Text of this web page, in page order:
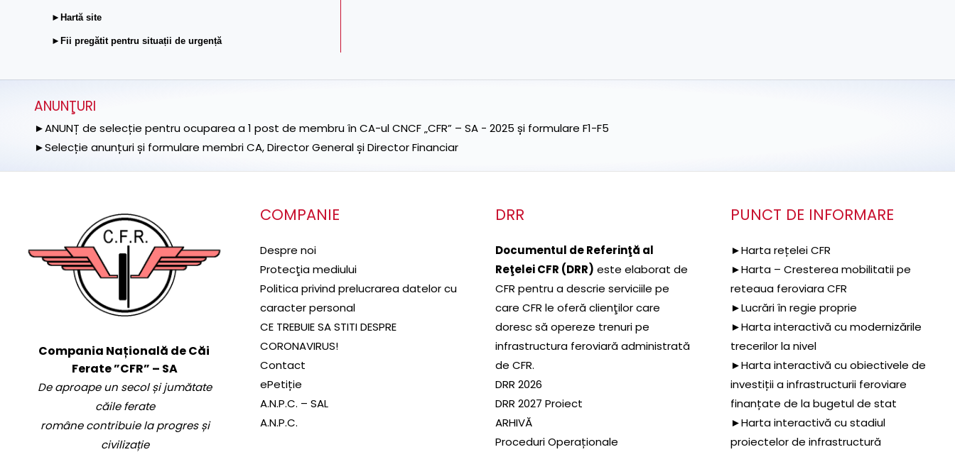
►Hartă site
►Fii pregătit pentru situații de urgență
ANUNŢURI
►ANUNȚ de selecție pentru ocuparea a 1 post de membru în CA-ul CNCF „CFR” – SA - 2025 și formulare F1-F5
►Selecție anunțuri și formulare membri CA, Director General și Director Financiar
Compania Națională de Căi
Ferate ”CFR” – SA
De aproape un secol și jumătate
căile ferate
române contribuie la progres și
civilizație
COMPANIE
Despre noi
Protecţia mediului
Politica privind prelucrarea datelor cu
caracter personal
CE TREBUIE SA STITI DESPRE
CORONAVIRUS!
Contact
ePetiție
A.N.P.C. – SAL
A.N.P.C.
DRR
Documentul de Referinţă al
Reţelei CFR (DRR) este elaborat de
CFR pentru a descrie serviciile pe
care CFR le oferă clienţilor care
doresc să opereze trenuri pe
infrastructura feroviară administrată
de CFR.
DRR 2026
DRR 2027 Proiect
ARHIVĂ
Proceduri Operaționale
PUNCT DE INFORMARE
►Harta rețelei CFR
►Harta – Cresterea mobilitatii pe
reteaua feroviara CFR
►Lucrări în regie proprie
►Harta interactivă cu modernizările
trecerilor la nivel
►Harta interactivă cu obiectivele de
investiții a infrastructurii feroviare
finanțate de la bugetul de stat
►Harta interactivă cu stadiul
proiectelor de infrastructură